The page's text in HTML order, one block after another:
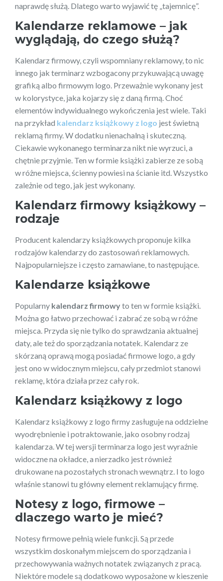
naprawdę służą. Dlatego warto wyjawić tę „tajemnicę”.
Kalendarze reklamowe – jak
wyglądają, do czego służą?
Kalendarz firmowy, czyli wspomniany reklamowy, to nic
innego jak terminarz wzbogacony przykuwającą uwagę
grafiką albo firmowym logo. Przeważnie wykonany jest
w kolorystyce, jaka kojarzy się z daną firmą. Choć
elementów indywidualnego wykończenia jest wiele. Taki
na przykład kalendarz książkowy z logo jest świetną
reklamą firmy. W dodatku nienachalną i skuteczną.
Ciekawie wykonanego terminarza nikt nie wyrzuci, a
chętnie przyjmie. Ten w formie książki zabierze ze sobą
w różne miejsca, ścienny powiesi na ścianie itd. Wszystko
zależnie od tego, jak jest wykonany.
Kalendarz firmowy książkowy –
rodzaje
Producent kalendarzy książkowych proponuje kilka
rodzajów kalendarzy do zastosowań reklamowych.
Najpopularniejsze i często zamawiane, to następujące.
Kalendarze książkowe
Popularny kalendarz firmowyto ten w formie książki.
Można go łatwo przechować i zabrać ze sobą w różne
miejsca. Przyda się nie tylko do sprawdzania aktualnej
daty, ale też do sporządzania notatek. Kalendarz ze
skórzaną oprawą mogą posiadać firmowe logo, a gdy
jest ono w widocznym miejscu, cały przedmiot stanowi
reklamę, która działa przez cały rok.
Kalendarz książkowy z logo
Kalendarz książkowy z logo firmy zasługuje na oddzielne
wyodrębnienie i potraktowanie, jako osobny rodzaj
kalendarza. W tej wersji terminarza logo jest wyraźnie
widoczne na okładce, a nierzadko jest również
drukowane na pozostałych stronach wewnątrz. I to logo
właśnie stanowi tu główny element reklamujący firmę.
Notesy z logo, firmowe –
dlaczego warto je mieć?
Notesy firmowe pełnią wiele funkcji. Są przede
wszystkim doskonałym miejscem do sporządzania i
przechowywania ważnych notatek związanych z pracą.
Niektóre modele są dodatkowo wyposażone w kieszenie